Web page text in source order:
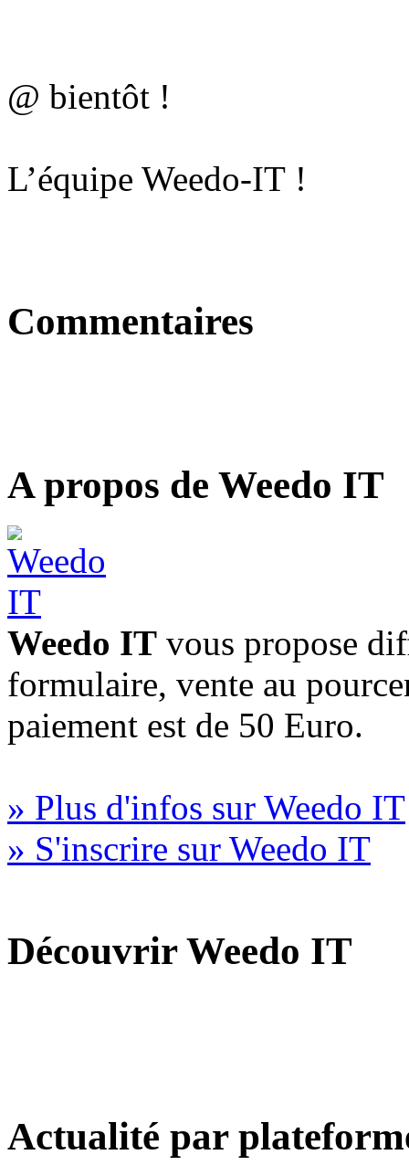
@ bientôt !
L’équipe Weedo-IT !
Commentaires
A propos de Weedo IT
Weedo IT vous propose
formulaire, vente au
paiement est de 50 Euro.
» Plus d'infos sur Weedo IT
» S'inscrire sur Weedo IT
Découvrir Weedo IT
Actualité par